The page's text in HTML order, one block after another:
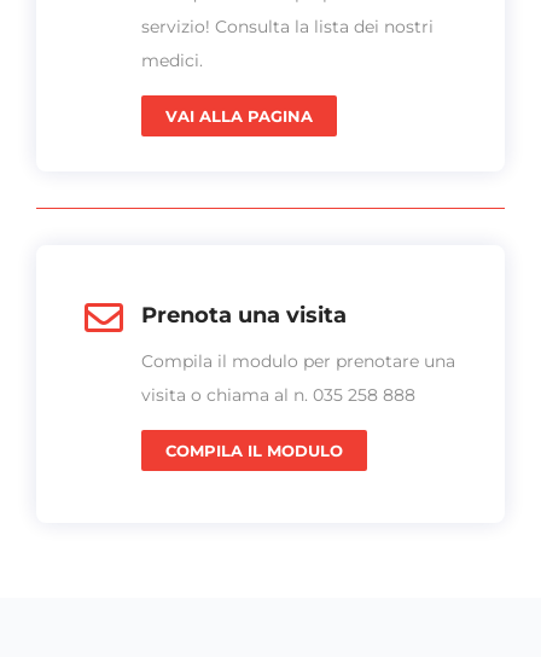
servizio! Consulta la lista dei nostri
medici.
VAI ALLA PAGINA
Prenota una visita
Compila il modulo per prenotare una
visita o chiama al n. 035 258 888
COMPILA IL MODULO